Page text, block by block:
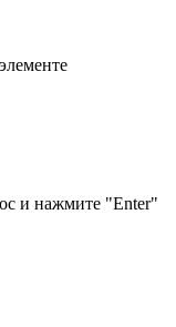
и нажмите "Enter"